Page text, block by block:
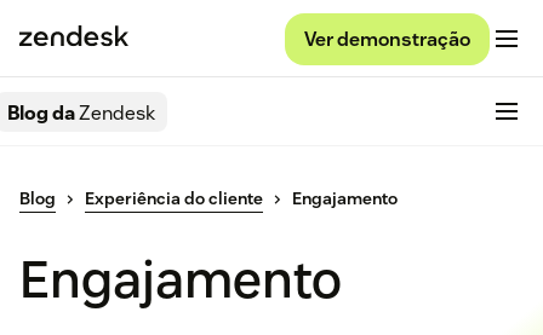
Ver demonstração
Blog daZendesk
Blog Experiência do cliente Engajamento
Engajamento